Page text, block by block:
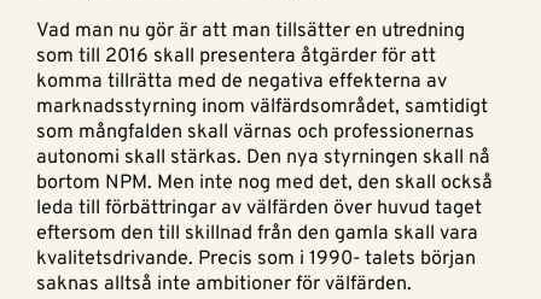
Vad man nu gör är att man tillsätter en utredning
som till 2016 skall presentera åtgärder för att
komma tillrätta med de negativa effekterna av
marknadsstyrning inom välfärdsområdet, samtidigt
som mångfalden skall värnas och professionernas
autonomi skall stärkas. Den nya styrningen skall nå
bortom NPM. Men inte nog med det, den skall också
leda till förbättringar av välfärden över huvud taget
eftersom den till skillnad från den gamla skall vara
kvalitetsdrivande. Precis som i 1990- talets början
saknas alltså inte ambitioner för välfärden.